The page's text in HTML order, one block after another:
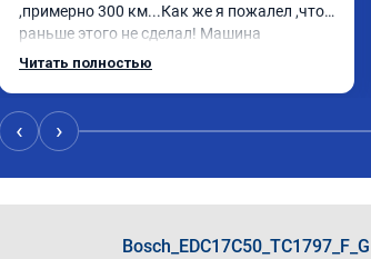
,примерно 300 км...Как же я пожалел ,что
раньше этого не сделал! Машина
совершенно другая! Обгоны все без
примерно 50на50.По ощущениям даже
самому двигателю легче судя по
Читать полностью
‹ ›
Bosch_EDC17C50_TC1797_F_G